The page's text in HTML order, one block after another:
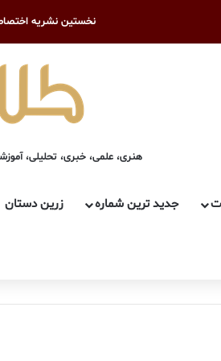
نخستین نشریه
هنری، علمی، خبری، تحلیلی،
جدید ترین شماره زرین دستان